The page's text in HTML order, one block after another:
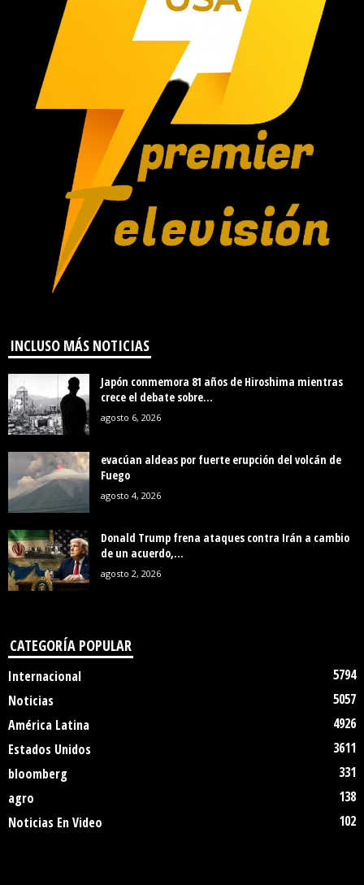
INCLUSO MÁS NOTICIAS
Japón conmemora 81 años de Hiroshima mientras
crece el debate sobre...
agosto 6, 2026
evacúan aldeas por fuerte erupción del volcán de
Fuego
agosto 4, 2026
Donald Trump frena ataques contra Irán a cambio
de un acuerdo,...
agosto 2, 2026
CATEGORÍA POPULAR
Internacional
5794
Noticias
5057
América Latina
4926
Estados Unidos
3611
bloomberg
331
agro
138
Noticias En Video
102